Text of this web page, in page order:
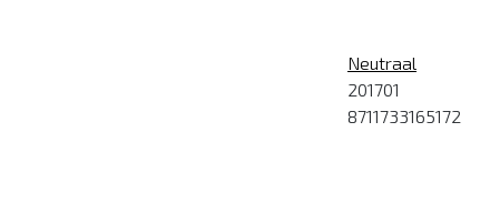
Neutraal
201701
8711733165172